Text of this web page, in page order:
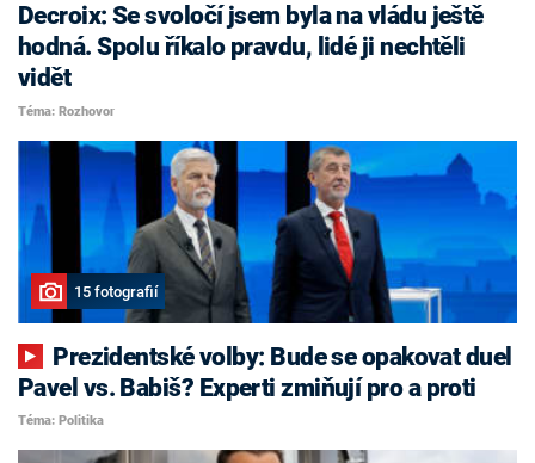
Decroix: Se svoločí jsem byla na vládu ještě
hodná. Spolu říkalo pravdu, lidé ji nechtěli
vidět
Téma: Rozhovor
15 fotografií
Pavel vs. Babiš? Experti zmiňují pro a proti
Téma: Politika